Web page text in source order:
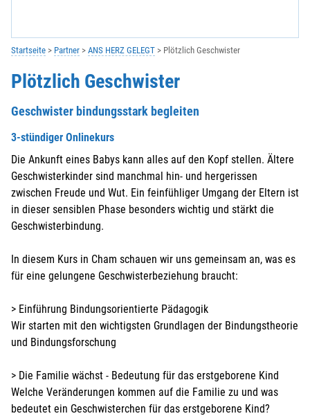
Startseite Partner ANS HERZ GELEGT Plötzlich Geschwister
Plötzlich Geschwister
Geschwister bindungsstark begleiten
3-stündiger Onlinekurs
Die Ankunft eines Babys kann alles auf den Kopf stellen. Ältere
Geschwisterkinder sind manchmal hin- und hergerissen
zwischen Freude und Wut. Ein feinfühliger Umgang der Eltern ist
in dieser sensiblen Phase besonders wichtig und stärkt die
Geschwisterbindung.
In diesem Kurs in Cham schauen wir uns gemeinsam an, was es
für eine gelungene Geschwisterbeziehung braucht:
> Einführung Bindungsorientierte Pädagogik
Wir starten mit den wichtigsten Grundlagen der Bindungstheorie
und Bindungsforschung
> Die Familie wächst - Bedeutung für das erstgeborene Kind
Welche Veränderungen kommen auf die Familie zu und was
bedeutet ein Geschwisterchen für das erstgeborene Kind?